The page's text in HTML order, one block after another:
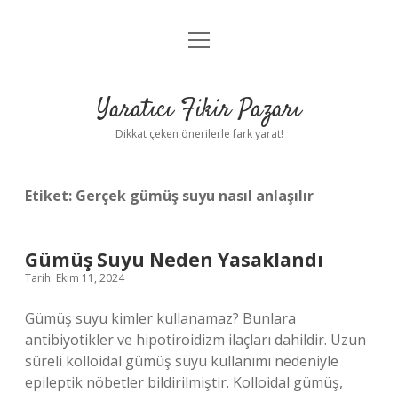
Anasayfa
Yasal Uyarı
menüyü
Yaratıcı Fikir Pazarı
Dikkat çeken önerilerle fark yarat!
Etiket: Gerçek gümüş suyu nasıl anlaşılır
Gümüş Suyu Neden Yasaklandı
Tarih: Ekim 11, 2024
Gümüş suyu kimler kullanamaz? Bunlara
antibiyotikler ve hipotiroidizm ilaçları dahildir. Uzun
süreli kolloidal gümüş suyu kullanımı nedeniyle
epileptik nöbetler bildirilmiştir. Kolloidal gümüş,